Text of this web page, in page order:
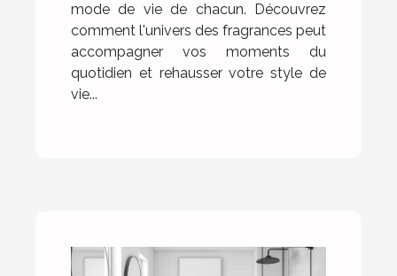
mode de vie de chacun. Découvrez
comment l'univers des fragrances peut
accompagner vos moments du
quotidien et rehausser votre style de
vie...